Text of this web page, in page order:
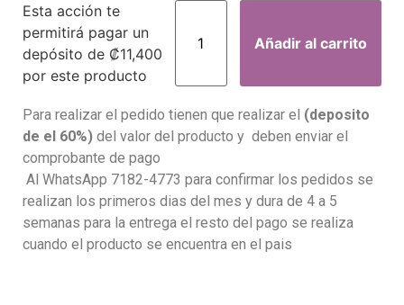
Esta acción te
permitirá pagar un
depósito de ₡11,400
por este producto
Añadir al carrito
Para realizar el pedido tienen que realizar el (deposito
de el 60%) del valor del producto y deben enviar el
comprobante de pago
Al WhatsApp 7182-4773 para confirmar los pedidos se
realizan los primeros dias del mes y dura de 4 a 5
semanas para la entrega el resto del pago se realiza
cuando el producto se encuentra en el pais